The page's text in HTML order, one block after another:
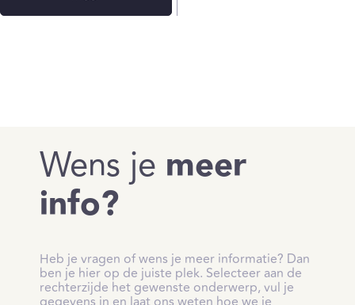
Wens je meer
info?
Heb je vragen of wens je meer informatie? Dan
ben je hier op de juiste plek. Selecteer aan de
rechterzijde het gewenste onderwerp, vul je